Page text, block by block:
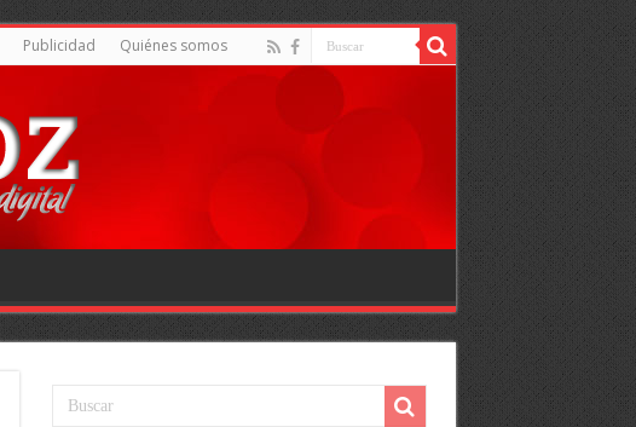
Publicidad Quiénes somos